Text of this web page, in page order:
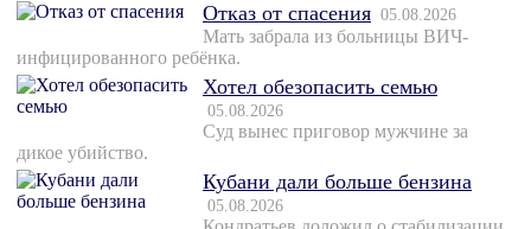
Отказ от спасения 05.08.2026
Мать забрала из больницы ВИЧ-
инфицированного ребёнка.
Хотел обезопасить семью
05.08.2026
Суд вынес приговор мужчине за
дикое убийство.
Кубани дали больше бензина
05.08.2026